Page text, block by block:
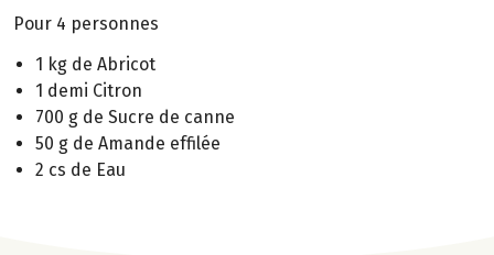
Pour 4 personnes
1 kg de Abricot
1 demi Citron
700 g de Sucre de canne
50 g de Amande effilée
2 cs de Eau